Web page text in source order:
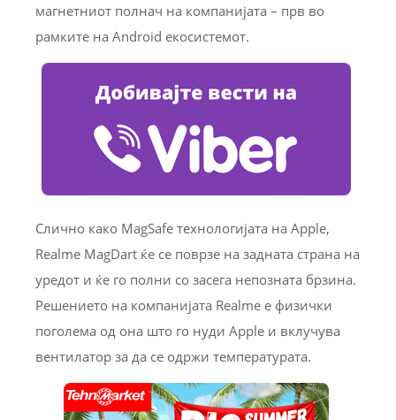
магнетниот полнач на компанијата – прв во
рамките на Android екосистемот.
Слично како MagSafe технологијата на Apple,
Realme MagDart ќе се поврзе на задната страна на
уредот и ќе го полни со засега непозната брзина.
Решението на компанијата Realme е физички
поголема од она што го нуди Apple и вклучува
вентилатор за да се одржи температурата.